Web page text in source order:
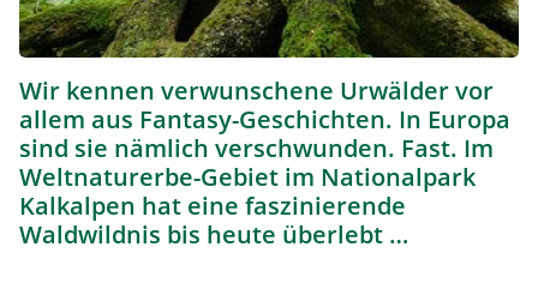
Nationalpark Kalkalpen / Oberösterreich / Österreich:
Wir kennen verwunschene Urwälder vor
allem aus Fantasy-Geschichten. In Europa
sind sie nämlich verschwunden. Fast. Im
Weltnaturerbe-Gebiet im Nationalpark
Kalkalpen hat eine faszinierende
Waldwildnis bis heute überlebt …